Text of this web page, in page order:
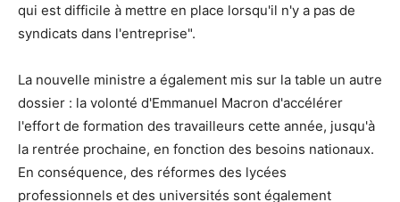
qui est difficile à mettre en place lorsqu'il n'y a pas de
syndicats dans l'entreprise".
La nouvelle ministre a également mis sur la table un autre
dossier : la volonté d'Emmanuel Macron d'accélérer
l'effort de formation des travailleurs cette année, jusqu'à
la rentrée prochaine, en fonction des besoins nationaux.
En conséquence, des réformes des lycées
professionnels et des universités sont également